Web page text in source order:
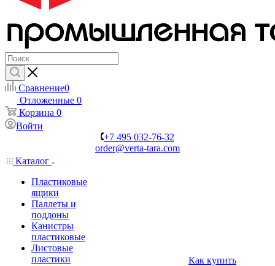
Сравнение0
Отложенные 0
Корзина 0
Войти
+7 495 032-76-32
order@verta-tara.com
Каталог
Пластиковые
ящики
Паллеты и
поддоны
Канистры
пластиковые
Листовые
пластики
Как купить